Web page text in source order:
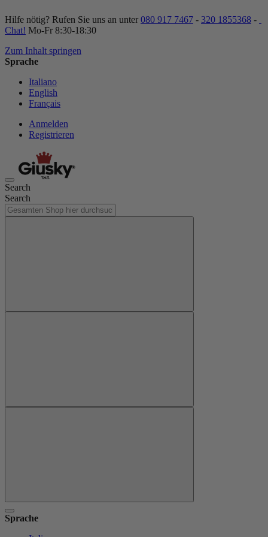
Hilfe nötig? Rufen Sie uns an unter 080 917 7467 - 320 1855368 -
Chat! Mo-Fr 8:30-18:30
Zum Inhalt springen
Sprache
Italiano
English
Français
Anmelden
Registrieren
Search
Search
Sprache